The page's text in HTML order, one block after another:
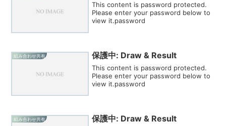
This content is password protected.
Please enter your password below to
view it.password
組み合わせ共有 保護中: Draw & Result
This content is password protected.
Please enter your password below to
view it.password
組み合わせ共有 保護中: Draw & Result